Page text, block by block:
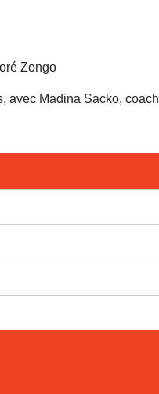
Zongo
avec Madina Sacko, coach